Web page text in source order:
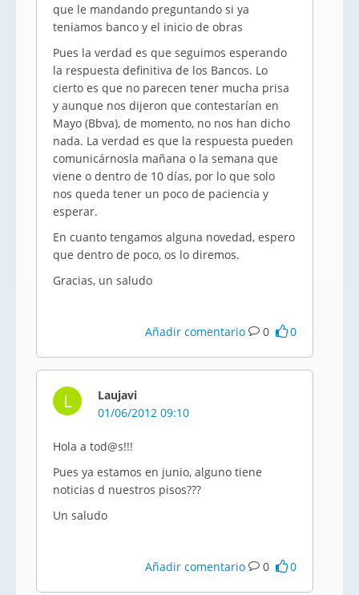
que le mandando preguntando si ya
teniamos banco y el inicio de obras
Pues la verdad es que seguimos esperando
la respuesta definitiva de los Bancos. Lo
cierto es que no parecen tener mucha prisa
y aunque nos dijeron que contestarían en
Mayo (Bbva), de momento, no nos han dicho
nada. La verdad es que la respuesta pueden
comunicárnosla mañana o la semana que
viene o dentro de 10 días, por lo que solo
nos queda tener un poco de paciencia y
esperar.
En cuanto tengamos alguna novedad, espero
que dentro de poco, os lo diremos.
Gracias, un saludo
Añadir comentario 0 0
L
Laujavi
01/06/2012 09:10
Hola a tod@s!!!
Pues ya estamos en junio, alguno tiene
noticias d nuestros pisos???
Un saludo
Añadir comentario 0 0